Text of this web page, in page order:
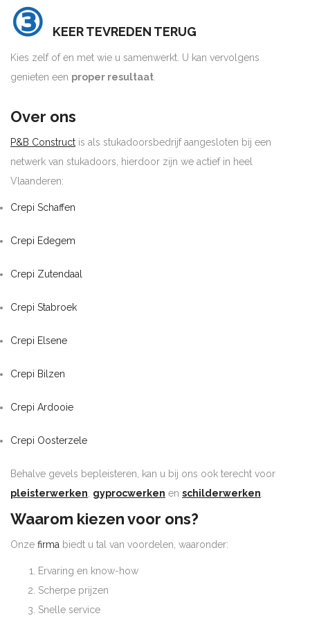
③ KEER TEVREDEN TERUG
Kies zelf of en met wie u samenwerkt. U kan vervolgens
genieten een proper resultaat.
Over ons
P&B Construct is als stukadoorsbedrijf aangesloten bij een
netwerk van stukadoors, hierdoor zijn we actief in heel
Vlaanderen:
Crepi Schaffen
Crepi Edegem
Crepi Zutendaal
Crepi Stabroek
Crepi Elsene
Crepi Bilzen
Crepi Ardooie
Crepi Oosterzele
Behalve gevels bepleisteren, kan u bij ons ook terecht voor
pleisterwerken, gyprocwerken en schilderwerken.
Waarom kiezen voor ons?
Onze firma biedt u tal van voordelen, waaronder:
Ervaring en know-how
Scherpe prijzen
Snelle service